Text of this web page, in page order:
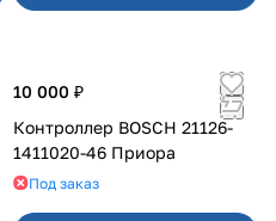
10 000 ₽
Контроллер BOSCH 21126-
1411020-46 Приора
Под заказ